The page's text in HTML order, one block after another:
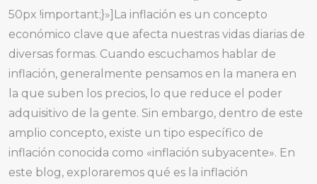
50px !important;}»]La inflación es un concepto
económico clave que afecta nuestras vidas diarias de
diversas formas. Cuando escuchamos hablar de
inflación, generalmente pensamos en la manera en
la que suben los precios, lo que reduce el poder
adquisitivo de la gente. Sin embargo, dentro de este
amplio concepto, existe un tipo específico de
inflación conocida como «inflación subyacente». En
este blog, exploraremos qué es la inflación